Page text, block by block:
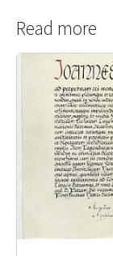
Read more